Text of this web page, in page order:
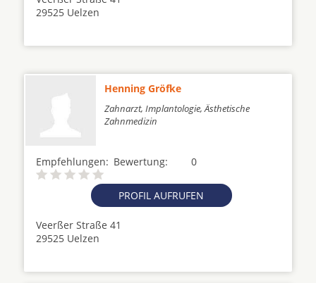
29525 Uelzen
Henning Gröfke
Zahnarzt, Implantologie, Ästhetische
Zahnmedizin
Empfehlungen: 0
Bewertung:
PROFIL AUFRUFEN
Veerßer Straße 41
29525 Uelzen